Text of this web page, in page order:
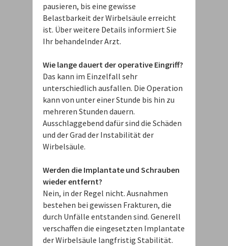
pausieren, bis eine gewisse
Belastbarkeit der Wirbelsäule erreicht
ist. Über weitere Details informiert Sie
Ihr behandelnder Arzt.
Wie lange dauert der operative Eingriff?
Das kann im Einzelfall sehr
unterschiedlich ausfallen. Die Operation
kann von unter einer Stunde bis hin zu
mehreren Stunden dauern.
Ausschlaggebend dafür sind die Schäden
und der Grad der Instabilität der
Wirbelsäule.
Werden die Implantate und Schrauben
wieder entfernt?
Nein, in der Regel nicht. Ausnahmen
bestehen bei gewissen Frakturen, die
durch Unfälle entstanden sind. Generell
verschaffen die eingesetzten Implantate
der Wirbelsäule langfristig Stabilität.